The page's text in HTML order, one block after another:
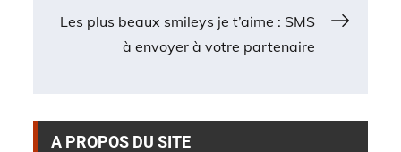
l’article
Les plus beaux smileys je t’aime : SMS
à envoyer à votre partenaire
A PROPOS DU SITE